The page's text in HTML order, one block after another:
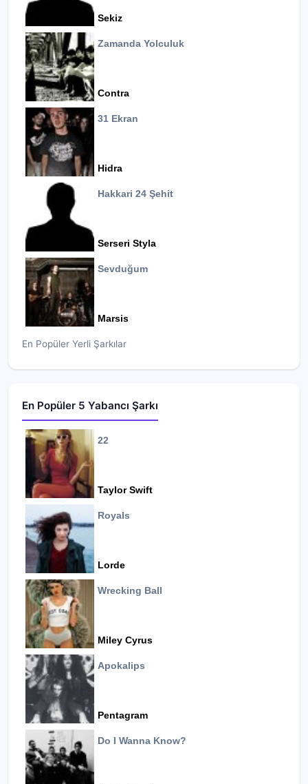
Sekiz
Zamanda Yolculuk
Contra
31 Ekran
Hidra
Hakkari 24 Şehit
Serseri Styla
Sevduğum
Marsis
En Popüler Yerli Şarkılar
En Popüler 5 Yabancı Şarkı
22
Taylor Swift
Royals
Lorde
Wrecking Ball
Miley Cyrus
Apokalips
Pentagram
Do I Wanna Know?